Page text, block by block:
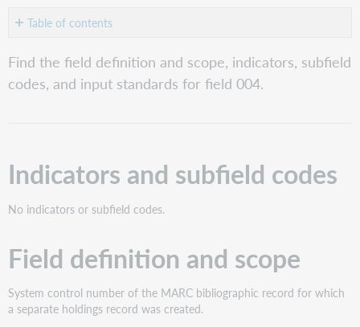
PDFTable of contents
Indicators
and
subfield
scope
standards
Find the field definition and scope, indicators, subfield
codes, and input standards for field 004.
Indicators and subfield codes
No indicators or subfield codes.
Field definition and scope
System control number of the MARC bibliographic record for which
a separate holdings record was created.